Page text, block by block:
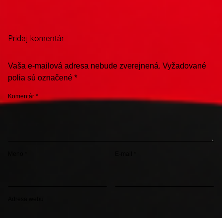
Pridaj komentár
Vaša e-mailová adresa nebude zverejnená. Vyžadované
polia sú označené *
Komentár *